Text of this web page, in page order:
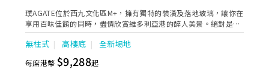
璞AGATE位於西九文化區M+，擁有獨特的裝潢及落地玻璃，讓你在
享用百味佳餚的同時，盡情欣賞維多利亞港的醉人美景。絕對是九
龍區首選。 我們提供浪漫的戶外證婚場地，由婚宴酒席到輕婚禮派
對，或以維多利亞港作背景的寵物婚禮，我們的專業活動統籌團隊
亦可細心滿足你每一個需求。為你和你的賓客締造一個完美無瑕的
回憶。
無柱式 高樓底 全新場地
每席港幣 $9,288起